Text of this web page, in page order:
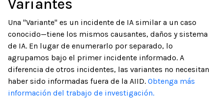
Variantes
Una "Variante" es un incidente de IA similar a un caso
conocido—tiene los mismos causantes, daños y sistema
de IA. En lugar de enumerarlo por separado, lo
agrupamos bajo el primer incidente informado. A
diferencia de otros incidentes, las variantes no necesitan
haber sido informadas fuera de la AIID. Obtenga más
información del trabajo de investigación.